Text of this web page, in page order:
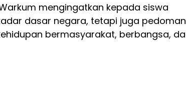
mengingatkan kepada siswa
dasar negara, tetapi juga pedoman
bermasyarakat, berbangsa,